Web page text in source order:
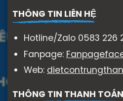
THÔNG TIN LIÊN HỆ
Hotline/Zalo 0583 226
Fanpage:
Web:
THÔNG TIN THANH TOÁN